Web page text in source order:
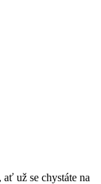
už se chystáte na